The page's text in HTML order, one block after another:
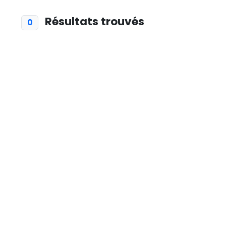
0 Résultats trouvés